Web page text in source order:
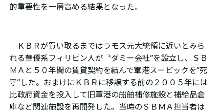
的重要性を一層高める結果となった。
ＫＢＲが買い取るまではラモス元大統領に近いとみら
れる華僑系フィリピン人が〝ダミー会社”を設立し、ＳＢ
ＭＡと５０年間の賃貸契約を結んで軍港スービックを“死
守”した。おまけにＫＢＲに移譲する前の２００５年には
比政府資金を投入して旧軍港の船舶補修施設と補給品倉
庫など関連施設を再開発した。当時のＳＢＭＡ担当者は